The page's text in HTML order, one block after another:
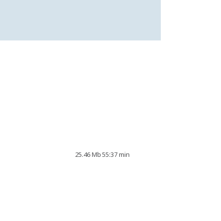
25.46 Mb55:37 min